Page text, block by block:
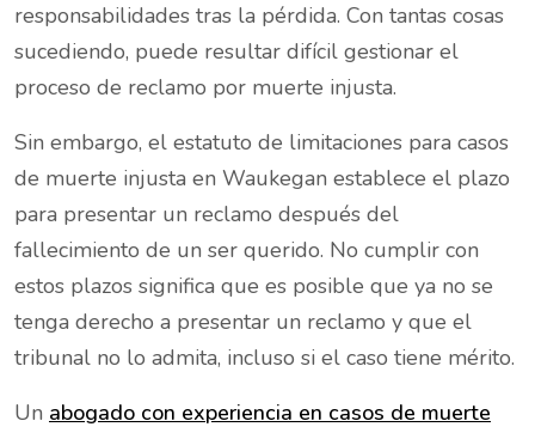
responsabilidades tras la pérdida. Con tantas cosas
sucediendo, puede resultar difícil gestionar el
proceso de reclamo por muerte injusta.
Sin embargo, el estatuto de limitaciones para casos
de muerte injusta en Waukegan establece el plazo
para presentar un reclamo después del
fallecimiento de un ser querido. No cumplir con
estos plazos significa que es posible que ya no se
tenga derecho a presentar un reclamo y que el
tribunal no lo admita, incluso si el caso tiene mérito.
Un abogado con experiencia en casos de muerte